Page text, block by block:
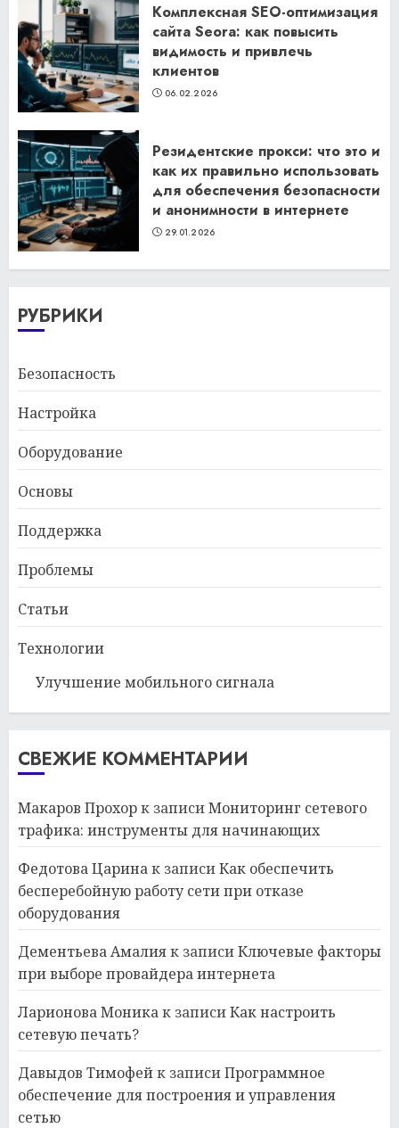
Комплексная SEO-оптимизация
сайта Seora: как повысить
видимость и привлечь
клиентов
06.02.2026
Резидентские прокси: что это и
как их правильно использовать
для обеспечения безопасности
и анонимности в интернете
29.01.2026
РУБРИКИ
Безопасность
Настройка
Оборудование
Основы
Поддержка
Проблемы
Статьи
Технологии
Улучшение мобильного сигнала
СВЕЖИЕ КОММЕНТАРИИ
Макаров Прохорк записиМониторинг сетевого
трафика: инструменты для начинающих
Федотова Царинак записиКак обеспечить
бесперебойную работу сети при отказе
оборудования
Дементьева Амалияк записиКлючевые факторы
при выборе провайдера интернета
Ларионова Моникак записиКак настроить
сетевую печать?
Давыдов Тимофейк записиПрограммное
обеспечение для построения и управления
сетью